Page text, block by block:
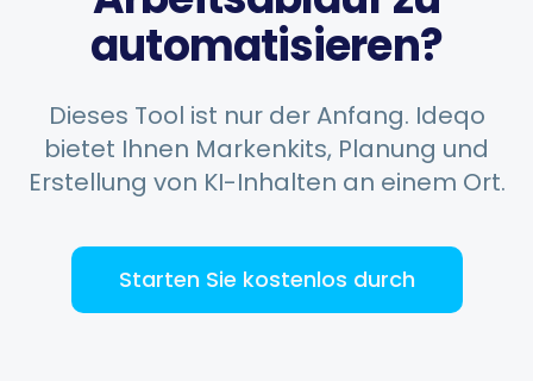
automatisieren?
Dieses Tool ist nur der Anfang. Ideqo
bietet Ihnen Markenkits, Planung und
Erstellung von KI-Inhalten an einem Ort.
Starten Sie kostenlos durch